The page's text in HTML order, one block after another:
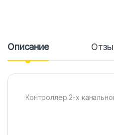
Описание
Контроллер 2-х